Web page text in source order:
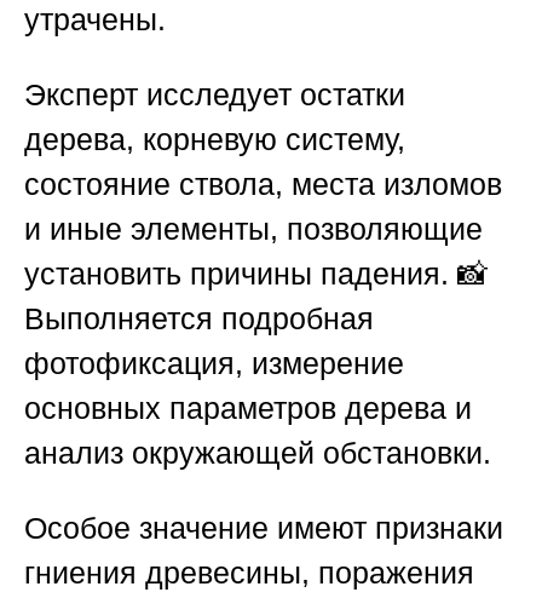
утрачены.
Эксперт исследует остатки
дерева, корневую систему,
состояние ствола, места изломов
и иные элементы, позволяющие
установить причины падения. 📸
Выполняется подробная
фотофиксация, измерение
основных параметров дерева и
анализ окружающей обстановки.
Особое значение имеют признаки
гниения древесины, поражения